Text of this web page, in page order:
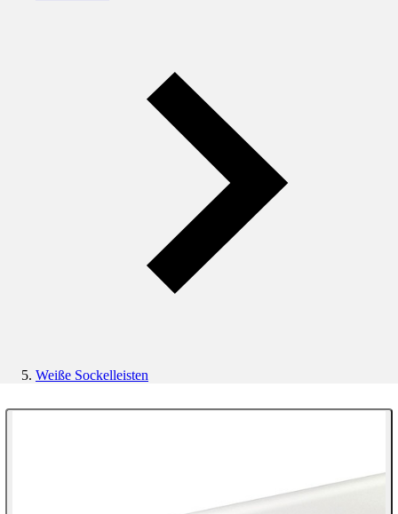
Weiße Sockelleisten